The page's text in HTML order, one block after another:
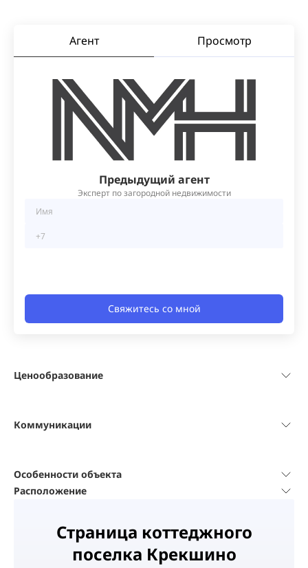
Ценообразование
Коммуникации
Особенности объекта
Агент Просмотр
Предыдущий агент
Эксперт по загородной недвижимости
Свяжитесь со мной
Расположение
Страница коттеджного
поселка Крекшино